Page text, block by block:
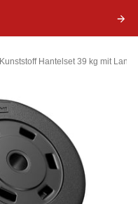
Kunststoff Hantelset 39 kg mit